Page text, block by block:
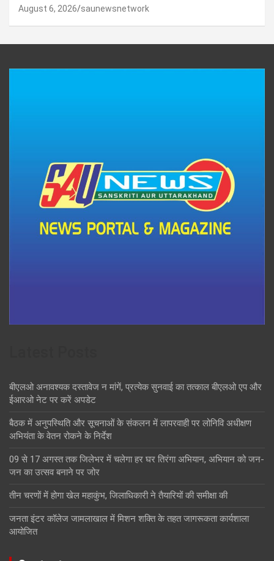
August 6, 2026 saunewsnetwork
बीएलओ अनावश्यक दस्तावेज न मांगें, प्रत्येक सुनवाई का तत्काल बीएलओ एप और
ईआरओ नेट पर करें अपडेट
बैठक में अनुपस्थिति और सूचनाओं के संकलन में लापरवाही पर लोनिवि अधीक्षण
अभियंता के वेतन रोकने के निर्देश
09 से 17 अगस्त तक जिलेभर में चलेगा हर घर तिरंगा अभियान, अभियान को जन-
जन का उत्सव बनाने पर जोर
तीन चरणों में होगा खेल महाकुंभ, जिलाधिकारी ने तैयारियों की समीक्षा की
जनता इंटर कॉलेज जामलाखाल में मिशन शक्ति के तहत जागरूकता कार्यशाला
आयोजित